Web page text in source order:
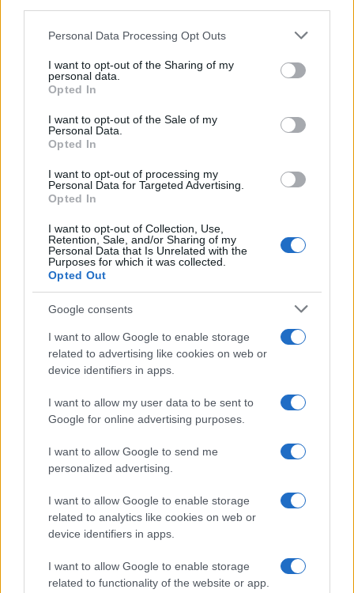
Please note that this website/app uses one or more Google
not limited to your visit or usage behaviour. You may click to
grant or deny consent to Google and its third-party tags to
use your data for below specified purposes in below Google
consent section.
Personal Data Processing Opt Outs
I want to opt-out of the Sharing of my
personal data.
Opted In
I want to opt-out of the Sale of my
Personal Data.
Opted In
I want to opt-out of processing my
Personal Data for Targeted Advertising.
Opted In
I want to opt-out of Collection, Use,
Retention, Sale, and/or Sharing of my
Personal Data that Is Unrelated with the
Purposes for which it was collected.
Opted Out
Google consents
I want to allow Google to enable storage
related to advertising like cookies on web or
device identifiers in apps.
I want to allow my user data to be sent to
Google for online advertising purposes.
I want to allow Google to send me
personalized advertising.
I want to allow Google to enable storage
related to analytics like cookies on web or
device identifiers in apps.
I want to allow Google to enable storage
related to functionality of the website or app.
Role Model e Dakota Johnson: la coppia che unisce
arte e vita
Matteo Pellegrino · 5 Ago 2026
terza figlia
Camilla Fiore · 4 Ago 2026
PEOPLE